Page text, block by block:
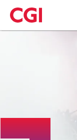
Skip
to
main